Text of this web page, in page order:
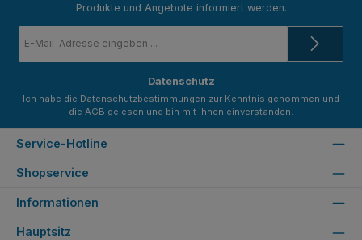
Produkte und Angebote informiert werden.
Mail-
Datenschutz
Ich habe die Datenschutzbestimmungen zur Kenntnis genommen und
die AGB gelesen und bin mit ihnen einverstanden.
Service-Hotline
Shopservice
Informationen
Hauptsitz